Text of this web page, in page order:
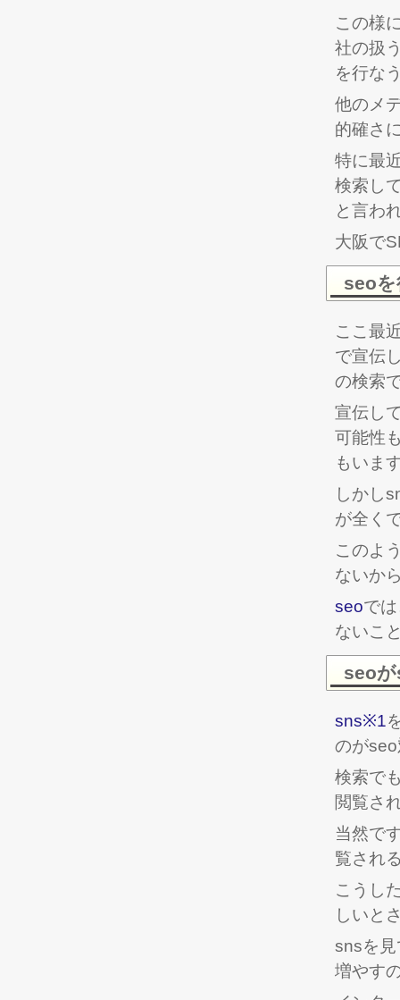
この様
社の扱
を行な
他のメ
的確さ
特に最
検索し
と言わ
大阪で
seo
ここ最
で宣伝
の検索
宣伝し
可能性
もいま
しかし
が全く
このよ
ないか
seoで
ないこ
seo
sns※1
のが
検索で
閲覧さ
当然で
覧され
こうし
しいと
snsを見
増やす